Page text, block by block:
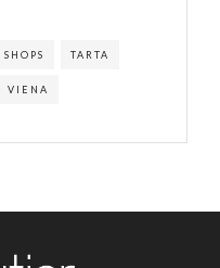
SHOPS TARTA
VIENA